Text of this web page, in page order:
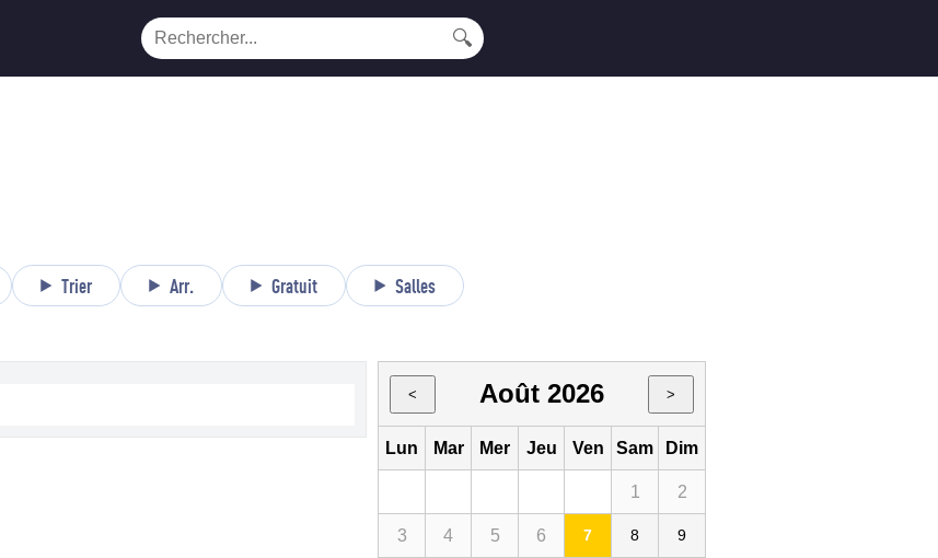
🔍
Trier Arr. Gratuit Salles
< Août 2026 >
Lun Mar Mer Jeu Ven Sam Dim
1 2
3 4 5 6 7 8 9